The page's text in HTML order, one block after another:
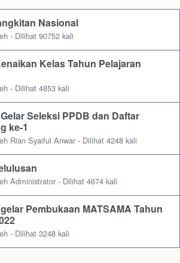
Nasional
- Dilihat 90752 kali
Kelas Tahun Pelajaran
- Dilihat 4853 kali
Seleksi PPDB dan Daftar
ke-1
Rian Syaiful Anwar - Dilihat 4248 kali
Administrator - Dilihat 4674 kali
Pembukaan MATSAMA Tahun
- Dilihat 3248 kali